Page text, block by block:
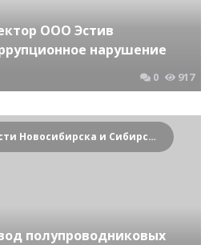
ООО Эстив
нарушение
0 917
Криминальные новости Новосибирска и Сибирского региона
полупроводниковых